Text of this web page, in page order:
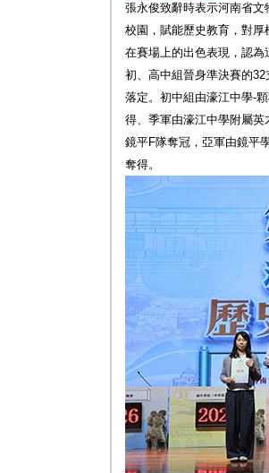
張永俊致辭時表示河南省
校園，賦能歷史教育，對
在賽場上的出色表現，認為
初、高中組晉身準決賽的
落定。初中組由濠江中學-
得、季軍由濠江中學附屬
鏡平F隊奪冠，亞軍由鏡平
奪得。